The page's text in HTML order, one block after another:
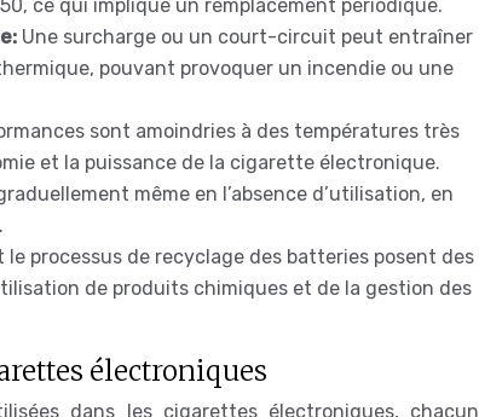
ce qui implique un remplacement périodique.
Une surcharge ou un court-circuit peut entraîner
pouvant provoquer un incendie ou une
sont amoindries à des températures très
et la puissance de la cigarette électronique.
même en l’absence d’utilisation, en
le processus de recyclage des batteries posent des
de produits chimiques et de la gestion des
électroniques
dans les cigarettes électroniques, chacun